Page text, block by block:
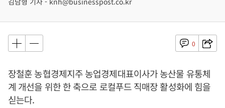
0
장철훈 농협경제지주 농업경제대표이사가 농산물 유통체
계 개선을 위한 한 축으로 로컬푸드 직매장 활성화에 힘을
싣는다.